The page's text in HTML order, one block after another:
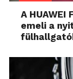
A HUAWEI
emeli a